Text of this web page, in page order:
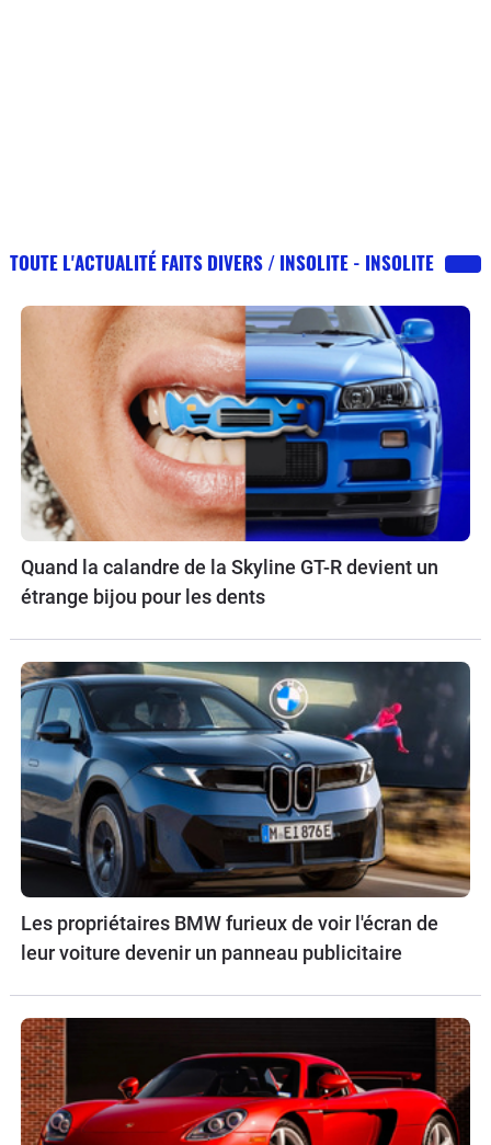
TOUTE L'ACTUALITÉ FAITS DIVERS / INSOLITE - INSOLITE
Quand la calandre de la Skyline GT-R devient un
étrange bijou pour les dents
Les propriétaires BMW furieux de voir l'écran de
leur voiture devenir un panneau publicitaire